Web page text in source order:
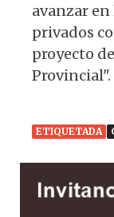
avanzar
privados
proyecto
Provincial".
ETIQUETADA